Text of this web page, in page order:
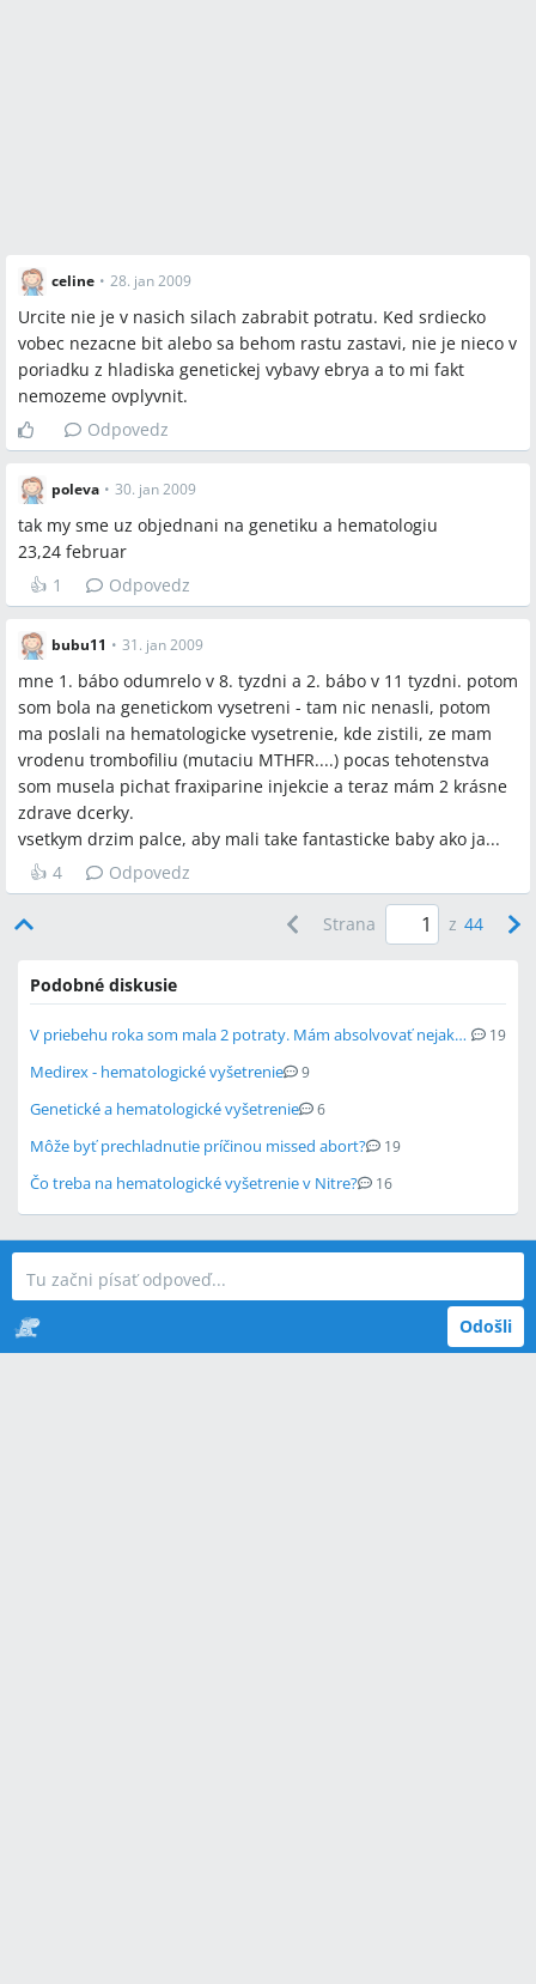
celine • 28. jan 2009
Urcite nie je v nasich silach zabrabit potratu. Ked srdiecko
vobec nezacne bit alebo sa behom rastu zastavi, nie je nieco v
poriadku z hladiska genetickej vybavy ebrya a to mi fakt
nemozeme ovplyvnit.
Odpovedz
poleva • 30. jan 2009
tak my sme uz objednani na genetiku a hematologiu
23,24 februar
👍 1 Odpovedz
bubu11 • 31. jan 2009
mne 1. bábo odumrelo v 8. tyzdni a 2. bábo v 11 tyzdni. potom
som bola na genetickom vysetreni - tam nic nenasli, potom
ma poslali na hematologicke vysetrenie, kde zistili, ze mam
vrodenu trombofiliu (mutaciu MTHFR....) pocas tehotenstva
som musela pichat fraxiparine injekcie a teraz mám 2 krásne
zdrave dcerky.
vsetkym drzim palce, aby mali take fantasticke baby ako ja...
👍 4 Odpovedz
Strana z 44
Podobné diskusie
V priebehu roka som mala 2 potraty. Mám absolvovať nejaké vyšetrenia? 19
Medirex - hematologické vyšetrenie 9
Genetické a hematologické vyšetrenie 6
Môže byť prechladnutie príčinou missed abort? 19
Čo treba na hematologické vyšetrenie v Nitre? 16
Odošli